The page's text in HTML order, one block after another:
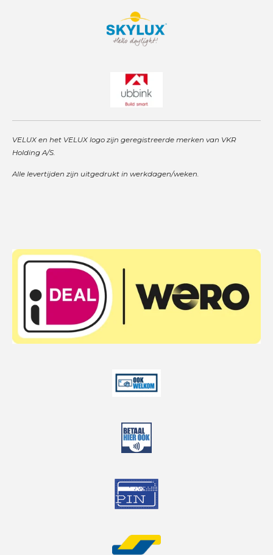
VELUX en het VELUX logo zijn geregistreerde merken van VKR
Holding A/S.
Alle levertijden zijn uitgedrukt in werkdagen/weken.